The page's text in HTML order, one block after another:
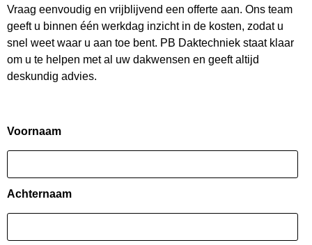
Vraag eenvoudig en vrijblijvend een offerte aan. Ons team
geeft u binnen één werkdag inzicht in de kosten, zodat u
snel weet waar u aan toe bent. PB Daktechniek staat klaar
om u te helpen met al uw dakwensen en geeft altijd
deskundig advies.
Voornaam
Achternaam